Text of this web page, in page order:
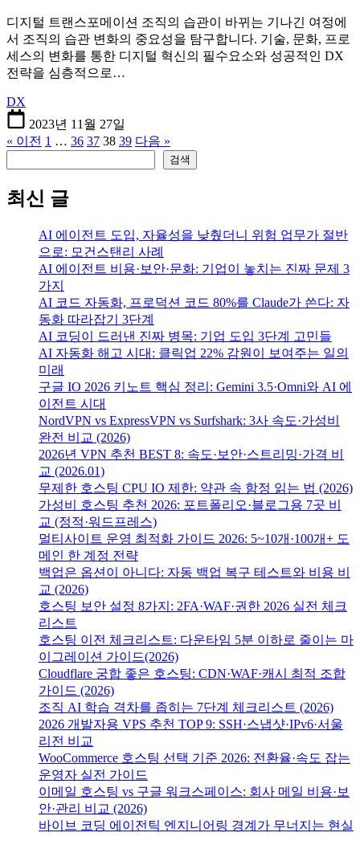
디지털 트랜스포메이션 조직의 습관이 바뀌는 기나긴 여정에
서 조직의 습관 변화의 중요성을 탐구합니다. 기술, 문화, 프로
세스의 변화를 통한 디지털 혁신의 필수요소와 성공적인 DX
전략을 심층적으로…
DX
2023년 11월 27일
« 이전 1 … 36 37 38 39 다음 »
검색
최신 글
AI 에이전트 도입, 자율성을 낮췄더니 위험 업무가 절반
으로: 모건스탠리 사례
AI 에이전트 비용·보안·문화: 기업이 놓치는 진짜 문제 3
가지
AI 코드 자동화, 프로덕션 코드 80%를 Claude가 쓴다: 자
동화 따라잡기 3단계
AI 코딩이 드러낸 진짜 병목: 기업 도입 3단계 고민들
AI 자동화 해고 시대: 클릭업 22% 감원이 보여주는 일의
미래
구글 IO 2026 키노트 핵심 정리: Gemini 3.5·Omni와 AI 에
이전트 시대
NordVPN vs ExpressVPN vs Surfshark: 3사 속도·가성비
완전 비교 (2026)
2026년 VPN 추천 BEST 8: 속도·보안·스트리밍·가격 비
교 (2026.01)
무제한 호스팅 CPU IO 제한: 약관 속 함정 읽는 법 (2026)
가성비 호스팅 추천 2026: 포트폴리오·블로그용 7곳 비
교 (정적·워드프레스)
멀티사이트 운영 최적화 가이드 2026: 5~10개·100개+ 도
메인 한 계정 전략
백업은 옵션이 아니다: 자동 백업 복구 테스트와 비용 비
교 (2026)
호스팅 보안 설정 8가지: 2FA·WAF·권한 2026 실전 체크
리스트
호스팅 이전 체크리스트: 다운타임 5분 이하로 줄이는 마
이그레이션 가이드(2026)
Cloudflare 궁합 좋은 호스팅: CDN·WAF·캐시 최적 조합
가이드 (2026)
조직 AI 학습 격차를 좁히는 7단계 체크리스트 (2026)
2026 개발자용 VPS 추천 TOP 9: SSH·스냅샷·IPv6·서울
리전 비교
WooCommerce 호스팅 선택 기준 2026: 전환율·속도 잡는
운영자 실전 가이드
이메일 호스팅 vs 구글 워크스페이스: 회사 메일 비용·보
안·관리 비교 (2026)
바이브 코딩 에이전틱 엔지니어링 경계가 무너지는 현실